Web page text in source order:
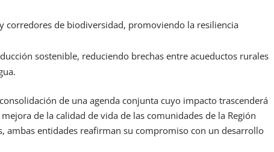
corredores de biodiversidad, promoviendo la resiliencia
sostenible, reduciendo brechas entre acueductos rurales
de una agenda conjunta cuyo impacto trascenderá
de la calidad de vida de las comunidades de la Región
ambas entidades reafirman su compromiso con un desarrollo